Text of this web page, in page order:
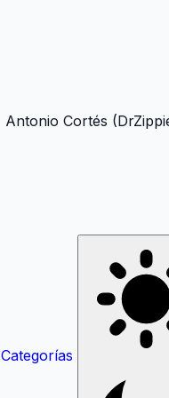
Antonio Cortés
Categorías